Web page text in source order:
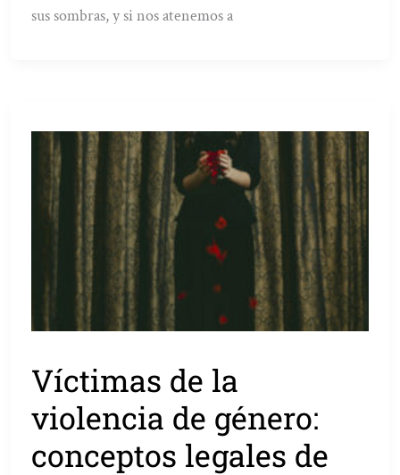
sus sombras, y si nos atenemos a
Víctimas de la
violencia de género:
conceptos legales de